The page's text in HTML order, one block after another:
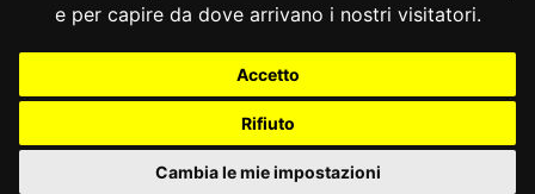
e per capire da dove arrivano i nostri visitatori.
Accetto
Rifiuto
Cambia le mie impostazioni
le informazioni legali di siti collegati.
costituisce una relazione di consulenza legale.
Nessuno deve confidare o agire in base alle informazioni disponibili in
info@giurcost.org| Giurisprudenza Costituzionale|
Consulta OnLine| @giurcost